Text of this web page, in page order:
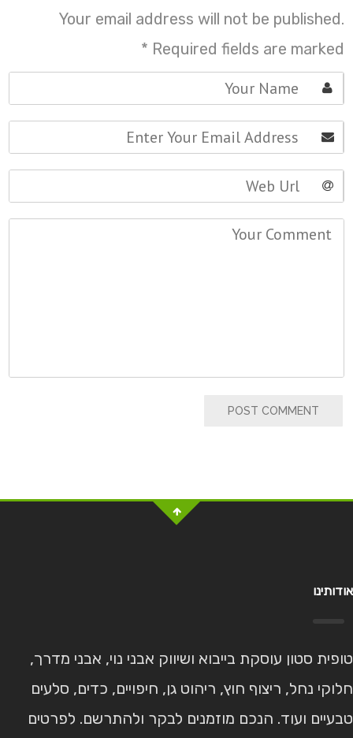
Your email address will not be published.
Required fields are marked
*
POST COMMENT
אודותינו
טופית סטון עוסקת בייבוא ושיווק אבני נוי, אבני מדרך,
חלוקי נחל, ריצוף חוץ, ריהוט גן, חיפויים, כדים, סלעים
טבעיים ועוד. הנכם מוזמנים לבקר ולהתרשם. לפרטים